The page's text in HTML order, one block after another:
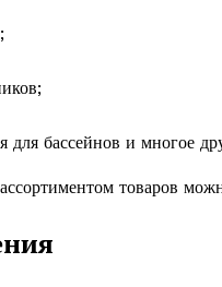
бассейнов и многое
товаров